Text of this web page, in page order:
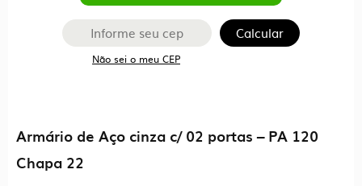
portas
REFORÇADO
120
Calcular
Não sei o meu CEP
Armário de Aço cinza c/ 02 portas – PA 120
Chapa 22